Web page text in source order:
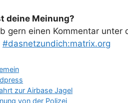
deine Meinung?
gern einen Kommentar
#dasnetzundich:matrix.org
zur Airbase Jagel
von der Polizei